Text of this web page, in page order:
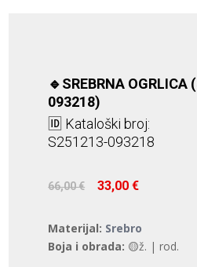
🔹SREBRNA OGRLICA
093218)
🆔 Kataloški broj:
S251213-093218
66,00€ Izvorna
cijena
bila
je:
66,00 €.
33,00€
33,00
Materijal: Srebro
Boja i obrada: 🟡ž. | rod.